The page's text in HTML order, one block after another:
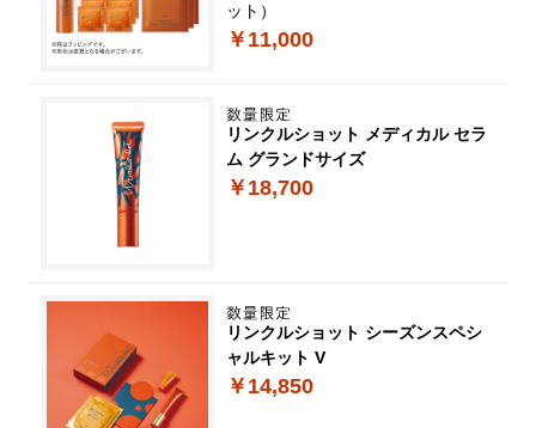
ット）
￥11,000
リンクルショット メディカル セラ
ム グランドサイズ
￥18,700
リンクルショット シーズンスペシ
ャルキット V
￥14,850